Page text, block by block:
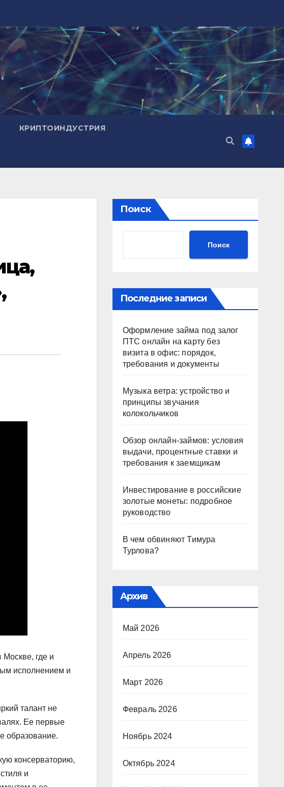
КРИПТОИНДУСТРИЯ
Москве, где и
исполнением и
талант не
Ее первые
образование.
консерваторию,
и
Поиск
Поиск
Последние записи
Оформление займа под залог
ПТС онлайн на карту без
визита в офис: порядок,
требования и документы
Музыка ветра: устройство и
принципы звучания
колокольчиков
Обзор онлайн-займов: условия
выдачи, процентные ставки и
требования к заемщикам
Инвестирование в российские
золотые монеты: подробное
руководство
В чем обвиняют Тимура
Турлова?
Архив
Май 2026
Апрель 2026
Март 2026
Февраль 2026
Ноябрь 2024
Октябрь 2024